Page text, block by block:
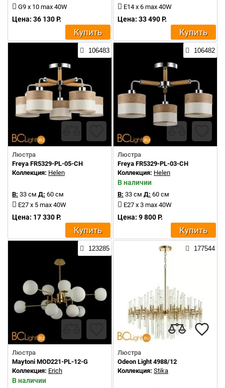
G9 x 10 max 40W
Цена: 36 130 Р.
Купить
E14 x 6 max 40W
Цена: 33 490 Р.
Купить
106483
Люстра
Freya FR5329-PL-05-CH
Коллекция: Helen
В: 33 см Д: 60 см
E27 x 5 max 40W
Цена: 17 330 Р.
Купить
106482
Люстра
Freya FR5329-PL-03-CH
Коллекция: Helen
В наличии
В: 33 см Д: 60 см
E27 x 3 max 40W
Цена: 9 800 Р.
Купить
123285
Люстра
Maytoni MOD221-PL-12-G
Коллекция: Erich
В наличии
177544
Люстра
Odeon Light 4988/12
Коллекция: Stika